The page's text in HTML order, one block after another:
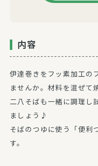
内容
伊達巻きをフッ素加工の
ませんか。材料を混ぜて
二八そばも一緒に調理し
ましょう♪
そばのつゆに使う「便利
す。